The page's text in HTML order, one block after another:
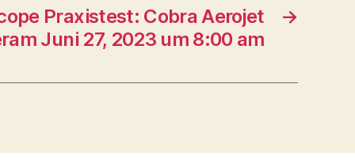
→
Praxistest: Cobra Aerojet
Juni 27, 2023 um 8:00 am